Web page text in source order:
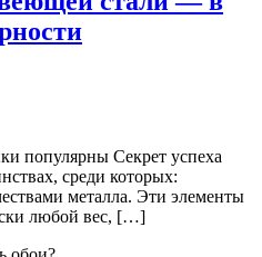
популярны Секрет успеха
среди которых:
металла. Эти элементы
любой вес, […]